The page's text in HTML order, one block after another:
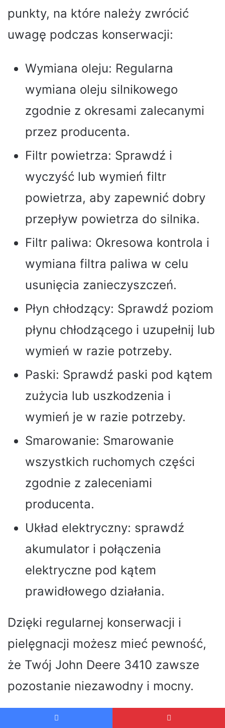
punkty, na które należy zwrócić
uwagę podczas konserwacji:
Wymiana oleju: Regularna
wymiana oleju silnikowego
zgodnie z okresami zalecanymi
przez producenta.
Filtr powietrza: Sprawdź i
wyczyść lub wymień filtr
powietrza, aby zapewnić dobry
przepływ powietrza do silnika.
Filtr paliwa: Okresowa kontrola i
wymiana filtra paliwa w celu
usunięcia zanieczyszczeń.
Płyn chłodzący: Sprawdź poziom
płynu chłodzącego i uzupełnij lub
wymień w razie potrzeby.
Paski: Sprawdź paski pod kątem
zużycia lub uszkodzenia i
wymień je w razie potrzeby.
Smarowanie: Smarowanie
wszystkich ruchomych części
zgodnie z zaleceniami
producenta.
Układ elektryczny: sprawdź
akumulator i połączenia
elektryczne pod kątem
prawidłowego działania.
Dzięki regularnej konserwacji i
pielęgnacji możesz mieć pewność,
że Twój John Deere 3410 zawsze
pozostanie niezawodny i mocny.
Ceny części zamiennych